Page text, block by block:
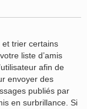
et trier certains
liste d’amis
afin de
envoyer des
publiés par
en surbrillance. Si